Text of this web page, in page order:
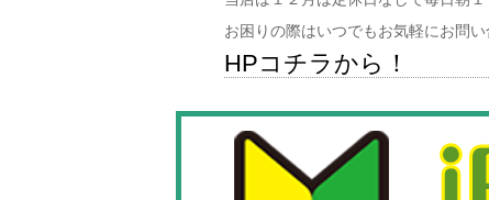
お困りの際はいつでもお気軽にお問い
HPコチラから！